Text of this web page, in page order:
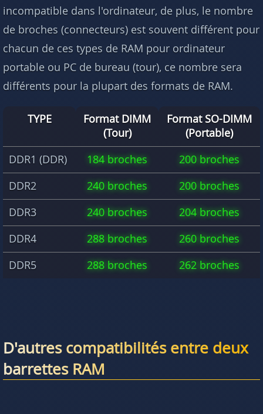
incompatible dans l'ordinateur, de plus, le nombre
de broches (connecteurs) est souvent différent pour
chacun de ces types de RAM pour ordinateur
portable ou PC de bureau (tour), ce nombre sera
différents pour la plupart des formats de RAM.
TYPE
Format DIMM
(Tour)
Format SO-DIMM
(Portable)
DDR1 (DDR)
184 broches
200 broches
DDR2
240 broches
200 broches
DDR3
240 broches
204 broches
DDR4
288 broches
260 broches
DDR5
288 broches 262 broches
D'autres compatibilités entre deux
barrettes RAM